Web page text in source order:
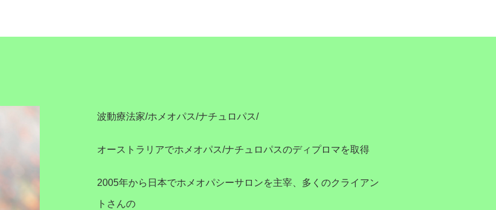
波動療法家/ホメオパス/ナチュロパス/
オーストラリアでホメオパス/ナチュロパスのディプロマを取得
2005年から日本でホメオパシーサロンを主宰、多くのクライアン
トさんの